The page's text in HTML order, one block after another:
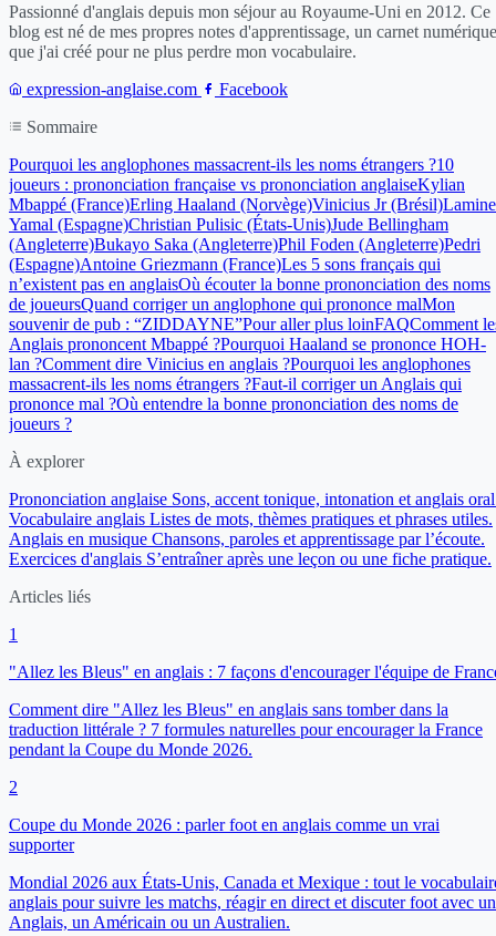
Passionné d'anglais depuis mon séjour au Royaume-Uni en 2012. Ce
blog est né de mes propres notes d'apprentissage, un carnet numérique
que j'ai créé pour ne plus perdre mon vocabulaire.
expression-anglaise.com
Facebook
Sommaire
Pourquoi les anglophones massacrent-ils les noms étrangers ?10
joueurs : prononciation française vs prononciation anglaiseKylian
Mbappé (France)Erling Haaland (Norvège)Vinicius Jr (Brésil)Lamine
Yamal (Espagne)Christian Pulisic (États-Unis)Jude Bellingham
(Angleterre)Bukayo Saka (Angleterre)Phil Foden (Angleterre)Pedri
(Espagne)Antoine Griezmann (France)Les 5 sons français qui
n’existent pas en anglaisOù écouter la bonne prononciation des noms
de joueursQuand corriger un anglophone qui prononce malMon
souvenir de pub : “ZIDDAYNE”Pour aller plus loinFAQComment
Anglais prononcent Mbappé ?Pourquoi Haaland se prononce HOH-
lan ?Comment dire Vinicius en anglais ?Pourquoi les anglophones
massacrent-ils les noms étrangers ?Faut-il corriger un Anglais qui
prononce mal ?Où entendre la bonne prononciation des noms de
joueurs ?
À explorer
Prononciation anglaise Sons, accent tonique, intonation et anglais
Vocabulaire anglais Listes de mots, thèmes pratiques et phrases utiles.
Anglais en musique Chansons, paroles et apprentissage par l’écoute.
Exercices d'anglais S’entraîner après une leçon ou une fiche pratique.
Articles liés
1
"Allez les Bleus" en anglais : 7 façons d'encourager l'équipe de
Comment dire "Allez les Bleus" en anglais sans tomber dans la
traduction littérale ? 7 formules naturelles pour encourager la France
pendant la Coupe du Monde 2026.
2
Coupe du Monde 2026 : parler foot en anglais comme un vrai
supporter
Mondial 2026 aux États-Unis, Canada et Mexique : tout le
anglais pour suivre les matchs, réagir en direct et discuter foot avec un
Anglais, un Américain ou un Australien.